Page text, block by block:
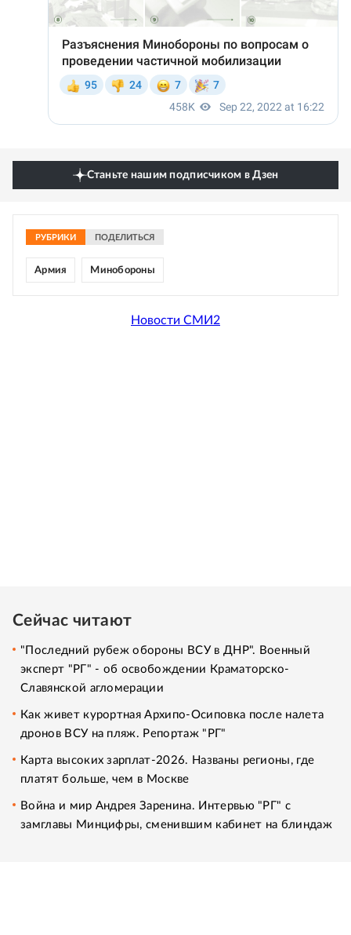
Станьте нашим подписчиком в Дзен
РУБРИКИ ПОДЕЛИТЬСЯ
Армия Минобороны
Новости СМИ2
Сейчас читают
"Последний рубеж обороны ВСУ в ДНР". Военный
эксперт "РГ" - об освобождении Краматорско-
Славянской агломерации
Как живет курортная Архипо-Осиповка после налета
дронов ВСУ на пляж. Репортаж "РГ"
Карта высоких зарплат-2026. Названы регионы, где
платят больше, чем в Москве
Война и мир Андрея Заренина. Интервью "РГ" с
замглавы Минцифры, сменившим кабинет на блиндаж